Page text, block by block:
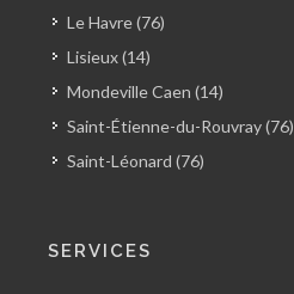
Le Havre (76)
Lisieux (14)
Mondeville Caen (14)
Saint-Étienne-du-Rouvray (76)
Saint-Léonard (76)
SERVICES